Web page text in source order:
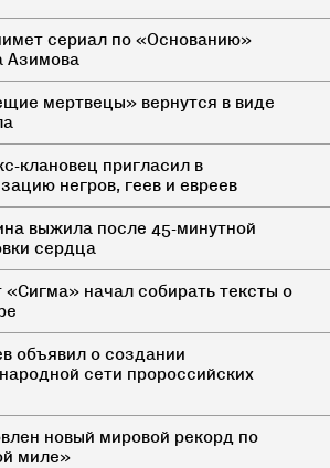
сериал по «Основанию»
Азимова
мертвецы» вернутся в виде
клановец пригласил в
негров, геев и евреев
выжила после 45-минутной
сердца
«Сигма» начал собирать тексты о
объявил о создании
сети пророссийских
новый мировой рекорд по
миле»